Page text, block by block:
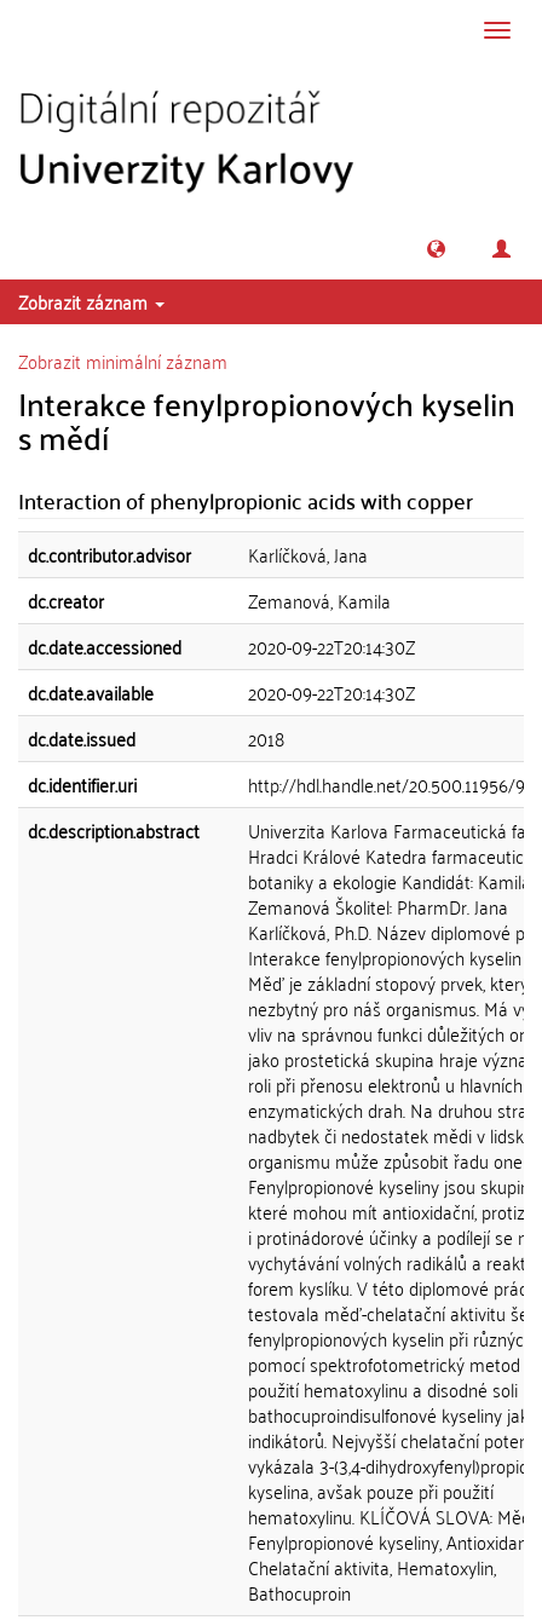
Zobrazit záznam
Zobrazit minimální záznam
Interakce fenylpropionových kyselin
s mědí
Interaction of phenylpropionic acids with copper
dc.contributor.advisor
Karlíčková, Jana
dc.creator
Zemanová, Kamila
dc.date.accessioned
2020-09-22T20:14:30Z
dc.date.available
2020-09-22T20:14:30Z
dc.date.issued
2018
dc.identifier.uri
http://hdl.handle.net/20.500.11956/
dc.description.abstract
Univerzita Karlova Farmaceutická
Hradci Králové Katedra farmaceutické
botaniky a ekologie Kandidát: Kamila
Zemanová Školitel: PharmDr. Jana
Karlíčková, Ph.D. Název diplomové
Interakce fenylpropionových kyselin
Měď je základní stopový prvek, který
nezbytný pro náš organismus. Má
vliv na správnou funkci důležitých
jako prostetická skupina hraje
roli při přenosu elektronů u hlavních
enzymatických drah. Na druhou
nadbytek či nedostatek mědi v
organismu může způsobit řadu
Fenylpropionové kyseliny jsou
které mohou mít antioxidační,
i protinádorové účinky a podílejí se na
vychytávání volných radikálů a
forem kyslíku. V této diplomové práci
testovala měď-chelatační aktivitu
fenylpropionových kyselin při různých
pomocí spektrofotometrický metod za
použití hematoxylinu a disodné soli
bathocuproindisulfonové kyseliny jako
indikátorů. Nejvyšší chelatační
vykázala 3-(3,4-
kyselina, avšak pouze při použití
hematoxylinu. KLÍČOVÁ SLOVA: Měď,
Fenylpropionové kyseliny,
Chelatační aktivita, Hematoxylin,
Bathocuproin